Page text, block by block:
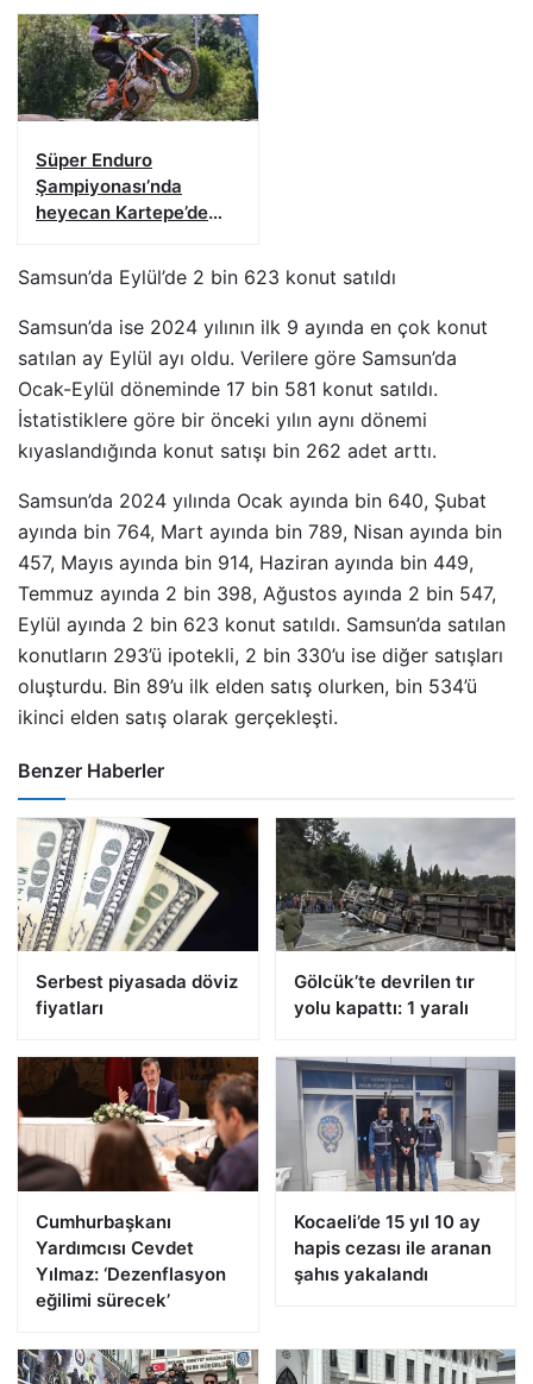
Süper Enduro
Şampiyonası’nda
heyecan Kartepe’de
Samsun’da Eylül’de 2 bin 623 konut satıldı
Samsun’da ise 2024 yılının ilk 9 ayında en çok konut
satılan ay Eylül ayı oldu. Verilere göre Samsun’da
Ocak-Eylül döneminde 17 bin 581 konut satıldı.
İstatistiklere göre bir önceki yılın aynı dönemi
kıyaslandığında konut satışı bin 262 adet arttı.
Samsun’da 2024 yılında Ocak ayında bin 640, Şubat
ayında bin 764, Mart ayında bin 789, Nisan ayında bin
457, Mayıs ayında bin 914, Haziran ayında bin 449,
Temmuz ayında 2 bin 398, Ağustos ayında 2 bin 547,
Eylül ayında 2 bin 623 konut satıldı. Samsun’da satılan
konutların 293’ü ipotekli, 2 bin 330’u ise diğer satışları
oluşturdu. Bin 89’u ilk elden satış olurken, bin 534’ü
ikinci elden satış olarak gerçekleşti.
Benzer Haberler
Serbest piyasada döviz
fiyatları
Gölcük’te devrilen tır
yolu kapattı: 1 yaralı
Cumhurbaşkanı
Yardımcısı Cevdet
Yılmaz: ‘Dezenflasyon
eğilimi sürecek’
Kocaeli’de 15 yıl 10 ay
hapis cezası ile aranan
şahıs yakalandı